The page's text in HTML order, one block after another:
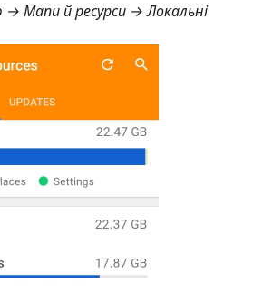
Мапи й ресурси → Локальні